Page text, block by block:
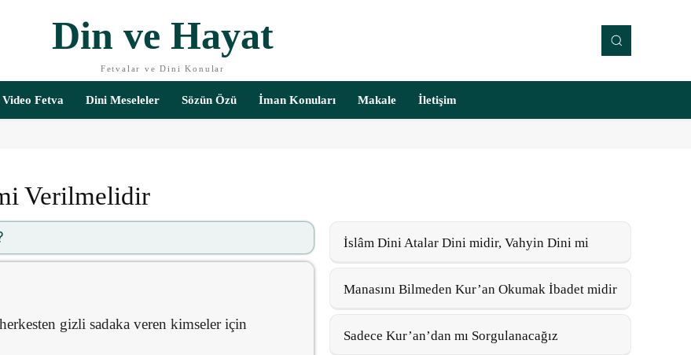
Din ve Hayat
Fetvalar ve Dini Konular
Video Fetva Dini Meseleler Sözün Özü İman Konuları Makale İletişim
Verilmelidir
gizli sadaka veren kimseler için
İslâm Dini Atalar Dini midir, Vahyin Dini mi
Manasını Bilmeden Kur’an Okumak İbadet midir
Sadece Kur’an’dan mı Sorgulanacağız